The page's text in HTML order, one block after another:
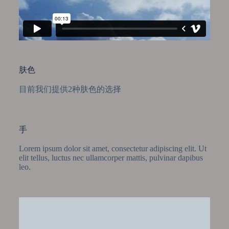
肤色
目前我们提供2种肤色的选择
手
Lorem ipsum dolor sit amet, consectetur adipiscing elit. Ut
elit tellus, luctus nec ullamcorper mattis, pulvinar dapibus
leo.